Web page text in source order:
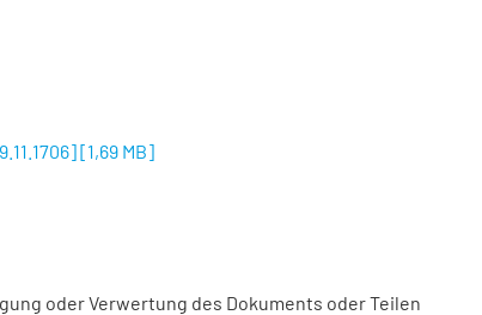
[1,69 MB]
oder Verwertung des Dokuments oder Teilen